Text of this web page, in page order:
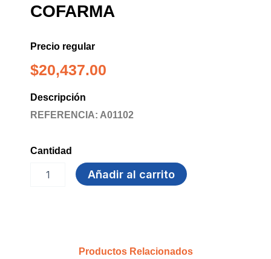
COFARMA
Precio regular
$20,437.00
Descripción
REFERENCIA: A01102
Cantidad
INSECTICIDA
RAYOL
Añadir al carrito
Productos Relacionados